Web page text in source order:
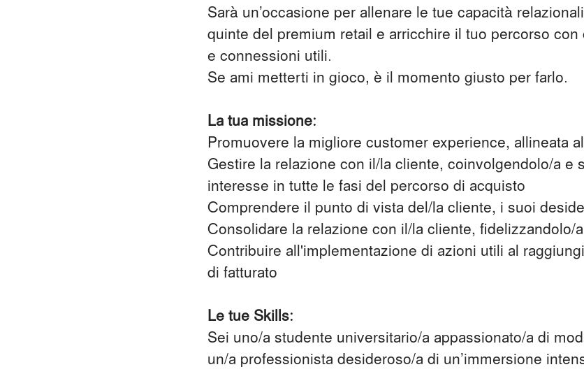
Sarà un’occasione per allenare le tue capacità
quinte del premium retail e arricchire il tuo percorso
e connessioni utili.
Se ami metterti in gioco, è il momento giusto per farlo.
La tua missione:
Promuovere la migliore customer experience, allineata
Gestire la relazione con il/la cliente, coinvolgendolo/a e
interesse in tutte le fasi del percorso di acquisto
Comprendere il punto di vista del/la cliente, i suoi
Consolidare la relazione con il/la cliente, fidelizzandolo/a
Contribuire all'implementazione di azioni utili al
di fatturato
Le tue Skills:
Sei uno/a studente universitario/a appassionato/a di
un/a professionista desideroso/a di un’immersione